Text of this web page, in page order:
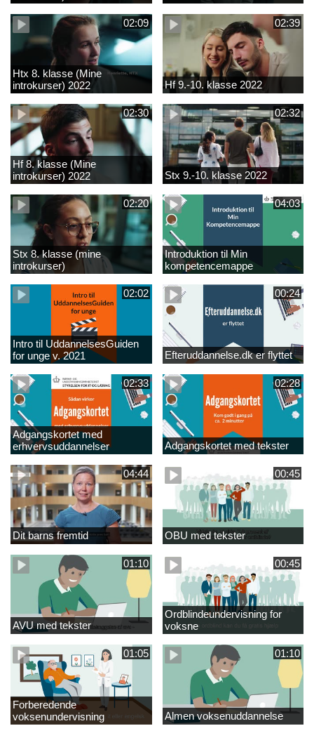
02:09
Htx 8. klasse (Mine
introkurser) 2022
02:39
Hf 9.-10. klasse 2022
02:30
Hf 8. klasse (Mine
introkurser) 2022
02:32
Stx 9.-10. klasse 2022
02:20
Stx 8. klasse (mine
introkurser)
04:03
Introduktion til Min
kompetencemappe
02:02
Intro til UddannelsesGuiden
for unge v. 2021
00:24
Efteruddannelse.dk er flyttet
02:33
Adgangskortet med
erhvervsuddannelser
02:28
Adgangskortet med tekster
04:44
Dit barns fremtid
00:45
OBU med tekster
01:10
AVU med tekster
00:45
Ordblindeundervisning for
voksne
01:05
Forberedende
voksenundervisning
01:10
Almen voksenuddannelse